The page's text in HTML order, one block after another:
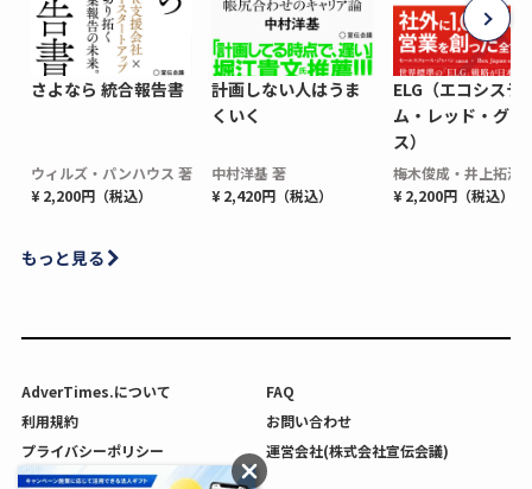
さよなら 統合報告書
ウィルズ・パンハウス 著
¥ 2,200円（税込）
計画しない人はうま
くいく
中村洋基 著
¥ 2,420円（税込）
ELG（エコシステ
ム・レッド・グロ
ス）
梅木俊成・井上拓海
¥ 2,200円（税込）
もっと見る
AdverTimes.について
FAQ
利用規約
お問い合わせ
プライバシーポリシー
運営会社(株式会社宣伝会議)
利用者情報の外部送信について